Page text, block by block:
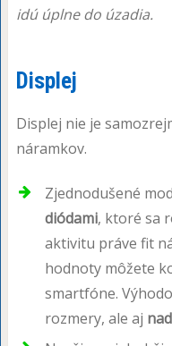
idú úplne do úzadia.
Displej
Displej nie je
náramkov.
Zjednodušené
diódami, ktoré sa
aktivitu práve fit
hodnoty môžete
smartfóne.
rozmery, ale aj